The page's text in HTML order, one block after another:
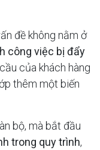
đề không nằm ở
công việc bị đẩy
của khách hàng
thêm một biến
bộ, mà bắt đầu
trong quy trình,